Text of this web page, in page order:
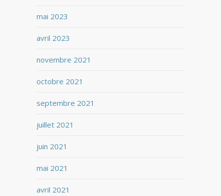
mai 2023
avril 2023
novembre 2021
octobre 2021
septembre 2021
juillet 2021
juin 2021
mai 2021
avril 2021